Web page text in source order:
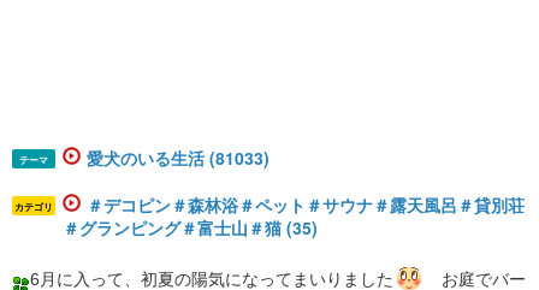
テーマ 愛犬のいる生活 (81033)
カテゴリ
＃デコピン＃森林浴＃ペット＃サウナ＃露天風呂＃貸別荘
＃グランピング＃富士山＃猫 (35)
6月に入って、初夏の陽気になってまいりました
お庭でバー